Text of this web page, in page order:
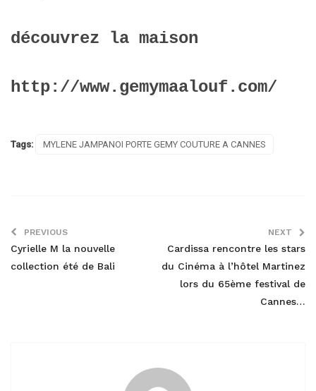
découvrez la maison
http://www.gemymaalouf.com/
Tags: MYLENE JAMPANOI PORTE GEMY COUTURE A CANNES
PREVIOUS
Cyrielle M la nouvelle
collection été de Bali
NEXT
Cardissa rencontre les stars
du Cinéma à l’hôtel Martinez
lors du 65ème festival de
Cannes…